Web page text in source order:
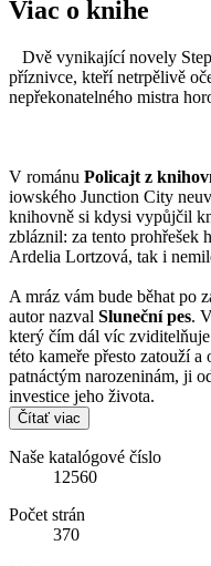
Viac o knihe
Dvě vynikající novely
příznivce, kteří netrpělivě
nepřekonatelného mistra
V románu Policajt z
iowského Junction City
knihovně si kdysi vypůjčil
zbláznil: za tento prohřešek
Ardelia Lortzová, tak i
A mráz vám bude běhat po
autor nazval Sluneční pes.
který čím dál víc
této kameře přesto zatouží
patnáctým narozeninám, ji
investice jeho života.
Čítať viac
Naše katalógové číslo
12560
Počet strán
370